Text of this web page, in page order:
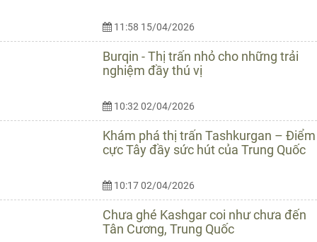
11:58 15/04/2026
Burqin - Thị trấn nhỏ cho những trải
nghiệm đầy thú vị
10:32 02/04/2026
Khám phá thị trấn Tashkurgan – Điểm
cực Tây đầy sức hút của Trung Quốc
10:17 02/04/2026
Chưa ghé Kashgar coi như chưa đến
Tân Cương, Trung Quốc